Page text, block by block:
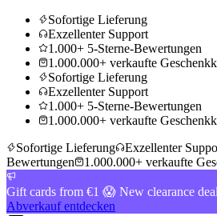
Sofortige Lieferung
Exzellenter Support
1.000+ 5-Sterne-Bewertungen
1.000.000+ verkaufte
Sofortige Lieferung
Exzellenter Support
1.000+ 5-Sterne-Bewertungen
1.000.000+ verkaufte
Sofortige Lieferung
Exzellenter
Bewertungen
1.000.000+ verkaufte
Gift cards from €1 😱 New clearance
Abverkauf entdecken